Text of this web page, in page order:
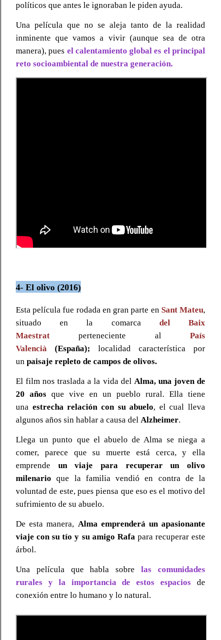
políticos que antes le ignoraban le piden ayuda.
Una película que no se aleja tanto de la realidad
inminente que vamos a vivir (aunque sea de otra
manera), pues el calentamiento global es el principal
reto socioambiental de nuestra generación.
4- El olivo (2016)
Esta película fue rodada en gran parte en Sant Mateu,
situado en la comarca del Baix
Maestrat perteneciente al País
Valencià (España); localidad característica por
un paisaje repleto de campos de olivos.
El film nos traslada a la vida del Alma, una joven de
20 años que vive en un pueblo rural. Ella tiene
una estrecha relación con su abuelo, el cual lleva
algunos años sin hablar a causa del Alzheimer.
Llega un punto que el abuelo de Alma se niega a
comer, parece que su muerte está cerca, y ella
emprende un viaje para recuperar un olivo
milenario que la familia vendió en contra de la
voluntad de este, pues piensa que eso es el motivo del
sufrimiento de su abuelo.
De esta manera, Alma emprenderá un apasionante
viaje con su tío y su amigo Rafapara recuperar este
árbol.
Una película que habla sobrelas comunidades
rurales y la importancia de estos espacios de
conexión entre lo humano y lo natural.